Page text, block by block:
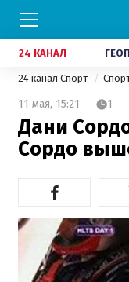
24 КАНАЛ
24 канал Спорт
11 мая, 15:21 1
Дани
Сордо